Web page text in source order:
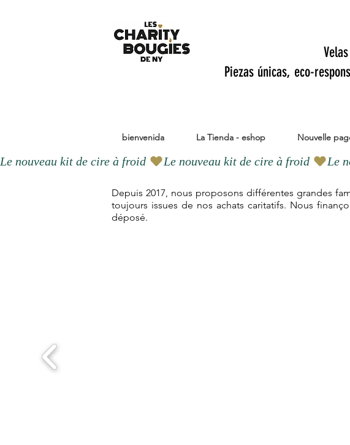
Piezas únicas, eco-
bienvenida La Tienda - eshop Nouvelle
Le nouveau kit de cire à froid
Depuis 2017, nous proposons différentes grandes
toujours issues de nos achats caritatifs. Nous
déposé.